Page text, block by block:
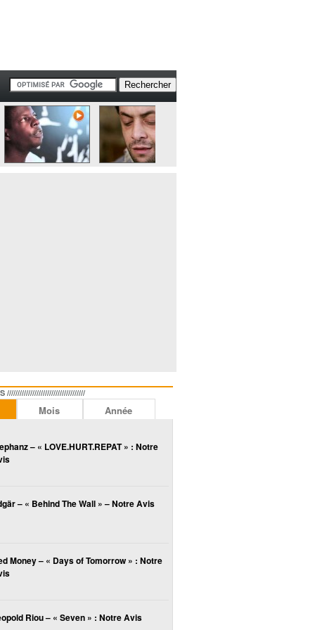
/////////////////////////////////////
Mois Année
– « LOVE.HURT.REPAT » : Notre
– « Behind The Wall » – Notre Avis
Money – « Days of Tomorrow » : Notre
Riou – « Seven » : Notre Avis